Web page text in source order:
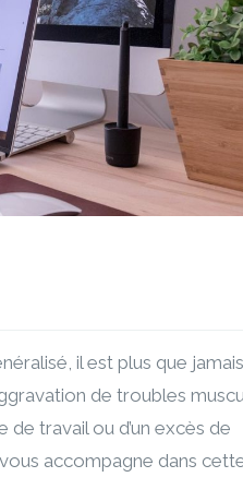
il est plus que jamais
de troubles
de travail ou d’un excès de
accompagne dans